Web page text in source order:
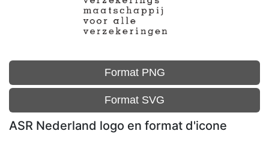
Format PNG
Format SVG
ASR Nederland logo en format d'icone